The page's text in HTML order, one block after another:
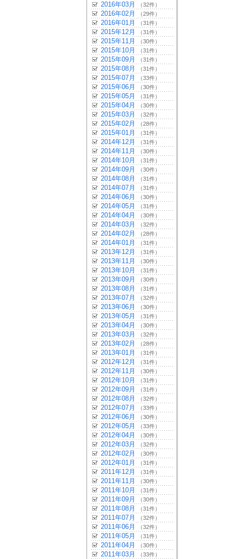
2016年03月 （32件）
2016年02月 （29件）
2016年01月 （31件）
2015年12月 （31件）
2015年11月 （30件）
2015年10月 （31件）
2015年09月 （31件）
2015年08月 （31件）
2015年07月 （33件）
2015年06月 （30件）
2015年05月 （31件）
2015年04月 （30件）
2015年03月 （32件）
2015年02月 （28件）
2015年01月 （31件）
2014年12月 （31件）
2014年11月 （30件）
2014年10月 （31件）
2014年09月 （30件）
2014年08月 （31件）
2014年07月 （31件）
2014年06月 （30件）
2014年05月 （31件）
2014年04月 （30件）
2014年03月 （32件）
2014年02月 （28件）
2014年01月 （31件）
2013年12月 （31件）
2013年11月 （30件）
2013年10月 （31件）
2013年09月 （30件）
2013年08月 （31件）
2013年07月 （32件）
2013年06月 （30件）
2013年05月 （31件）
2013年04月 （30件）
2013年03月 （32件）
2013年02月 （28件）
2013年01月 （31件）
2012年12月 （31件）
2012年11月 （30件）
2012年10月 （31件）
2012年09月 （31件）
2012年08月 （32件）
2012年07月 （33件）
2012年06月 （30件）
2012年05月 （33件）
2012年04月 （30件）
2012年03月 （32件）
2012年02月 （30件）
2012年01月 （31件）
2011年12月 （31件）
2011年11月 （30件）
2011年10月 （31件）
2011年09月 （30件）
2011年08月 （31件）
2011年07月 （32件）
2011年06月 （32件）
2011年05月 （31件）
2011年04月 （30件）
2011年03月 （33件）